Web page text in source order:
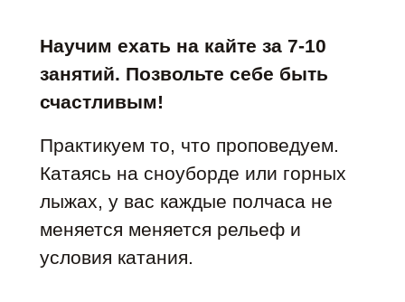
Научим ехать на кайте за 7-10
занятий. Позвольте себе быть
счастливым!
Практикуем то, что проповедуем.
Катаясь на сноуборде или горных
лыжах, у вас каждые полчаса не
меняется меняется рельеф и
условия катания.